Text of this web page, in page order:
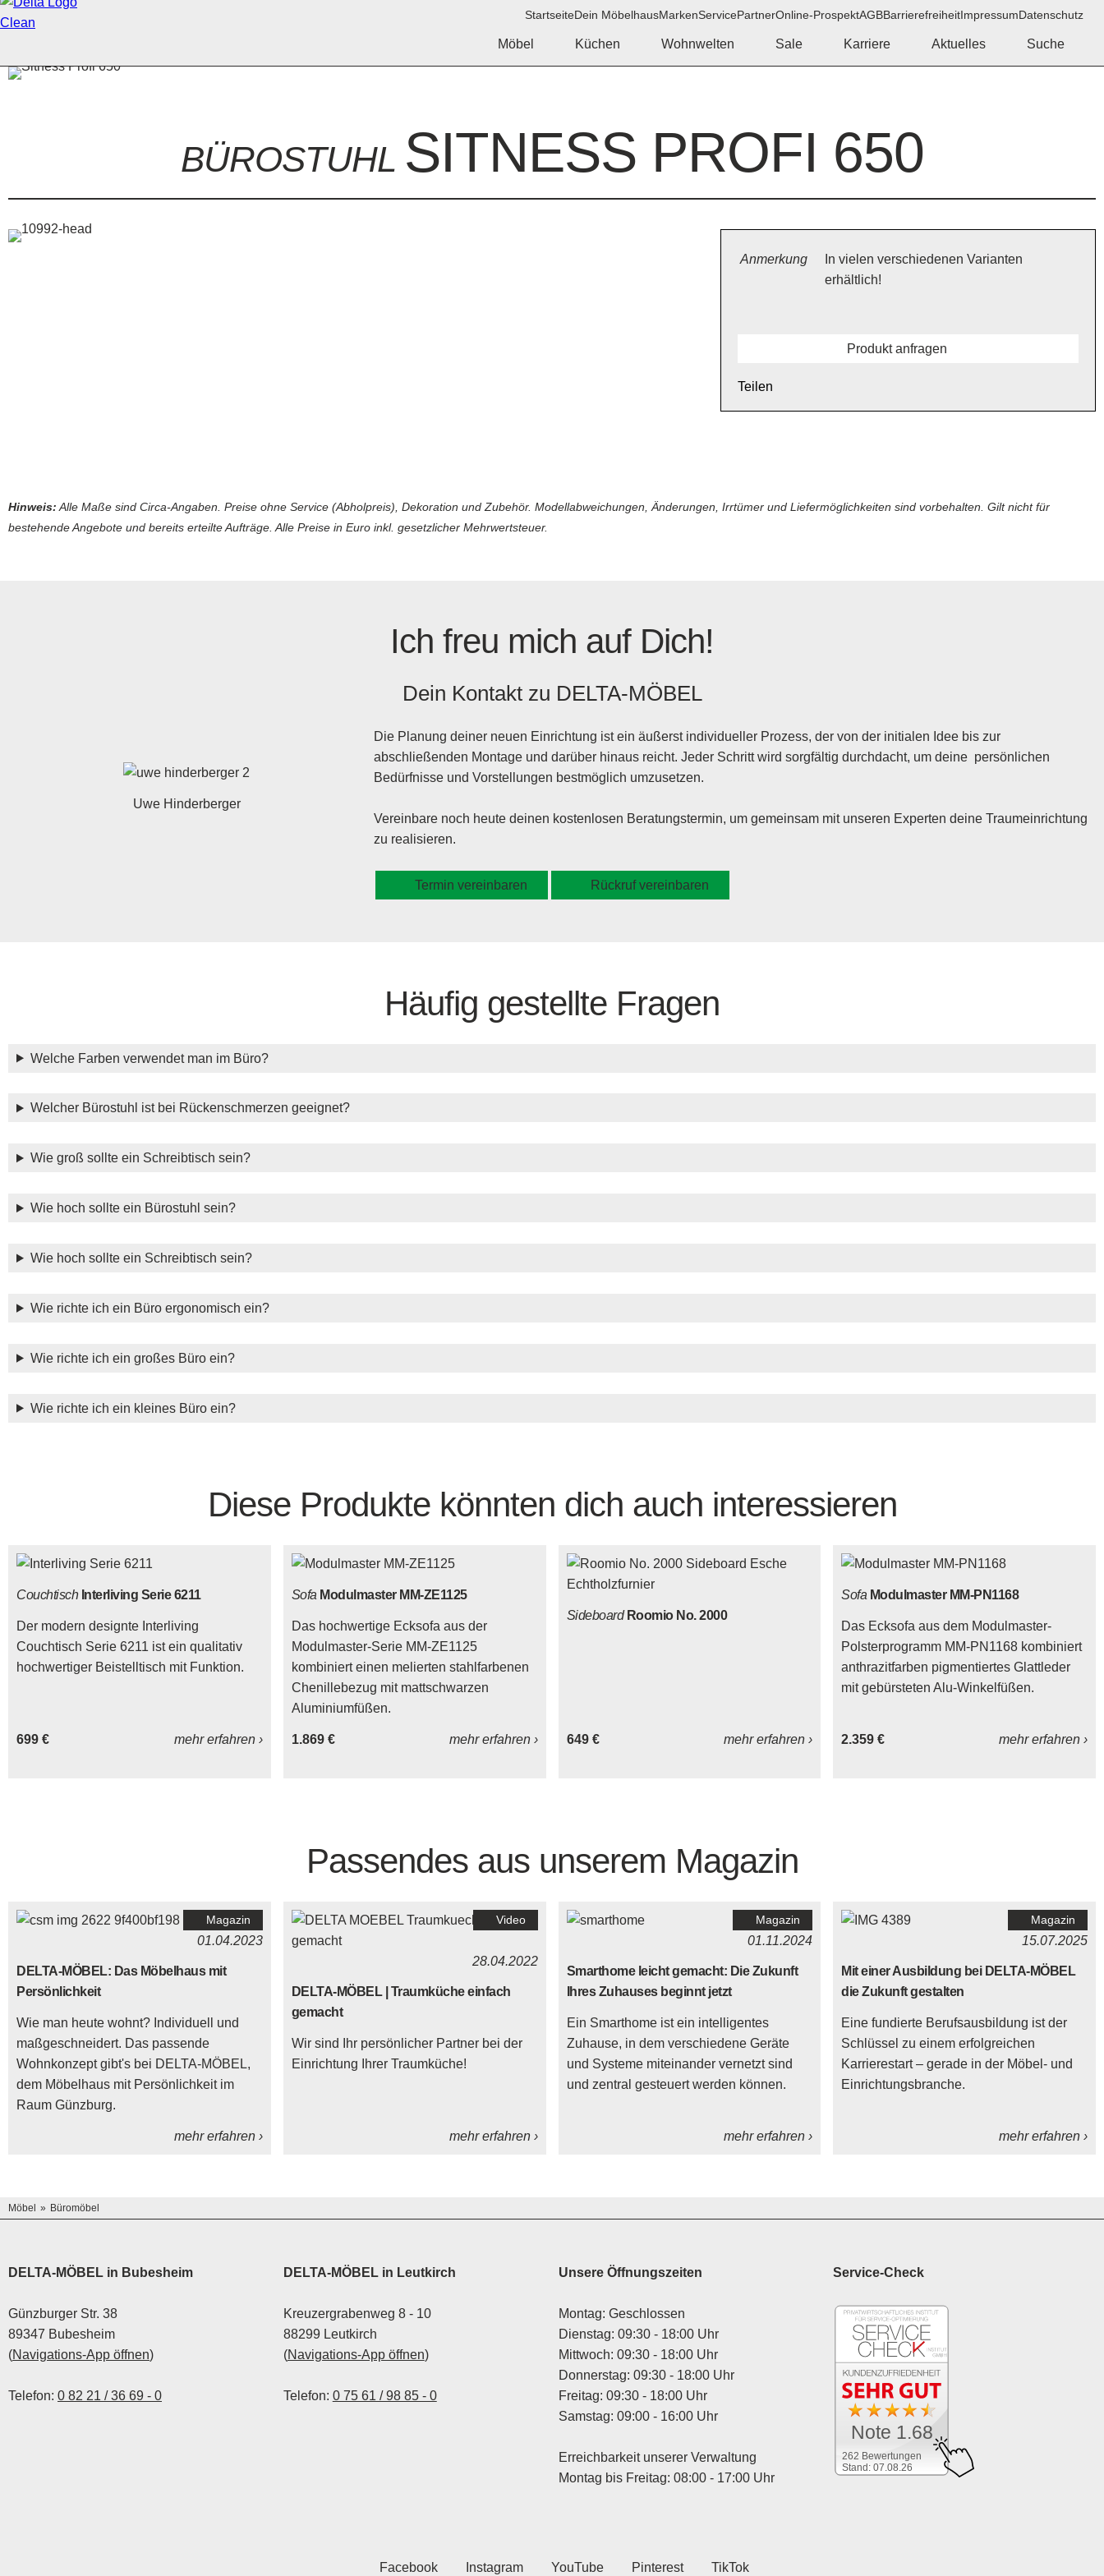
Möbel Küchen Wohnwelten Sale Karriere Aktuelles Suche
StartseiteDein MöbelhausMarkenServicePartnerOnline-ProspektAGBBarrierefreiheitImpressumDatenschutz
BÜROSTUHL SITNESS PROFI 650
Anmerkung
In vielen verschiedenen Varianten
erhältlich!
Produkt anfragen
Teilen
Hinweis: Alle Maße sind Circa-Angaben. Preise ohne Service (Abholpreis), Dekoration und Zubehör. Modellabweichungen, Änderungen, Irrtümer und Liefermöglichkeiten sind vorbehalten. Gilt nicht für
bestehende Angebote und bereits erteilte Aufträge. Alle Preise in Euro inkl. gesetzlicher Mehrwertsteuer.
Ich freu mich auf Dich!
Dein Kontakt zu DELTA-MÖBEL
Uwe Hinderberger
Die Planung deiner neuen Einrichtung ist ein äußerst individueller Prozess, der von der initialen Idee bis zur
abschließenden Montage und darüber hinaus reicht. Jeder Schritt wird sorgfältig durchdacht, um deine persönlichen
Bedürfnisse und Vorstellungen bestmöglich umzusetzen.
Vereinbare noch heute deinen kostenlosen Beratungstermin, um gemeinsam mit unseren Experten deine Traumeinrichtung
zu realisieren.
Termin vereinbaren Rückruf vereinbaren
Häufig gestellte Fragen
Welche Farben verwendet man im Büro?
Welcher Bürostuhl ist bei Rückenschmerzen geeignet?
Wie groß sollte ein Schreibtisch sein?
Wie hoch sollte ein Bürostuhl sein?
Wie hoch sollte ein Schreibtisch sein?
Wie richte ich ein Büro ergonomisch ein?
Wie richte ich ein großes Büro ein?
Wie richte ich ein kleines Büro ein?
Diese Produkte könnten dich auch interessieren
Couchtisch Interliving Serie 6211
Der modern designte Interliving
Couchtisch Serie 6211 ist ein qualitativ
hochwertiger Beistelltisch mit Funktion.
699 € mehr erfahren ›
Sofa Modulmaster MM-ZE1125
Das hochwertige Ecksofa aus der
Modulmaster-Serie MM-ZE1125
kombiniert einen melierten stahlfarbenen
Chenillebezug mit mattschwarzen
Aluminiumfüßen.
1.869 € mehr erfahren ›
Sideboard Roomio No. 2000
649 € mehr erfahren ›
Sofa Modulmaster MM-PN1168
Das Ecksofa aus dem Modulmaster-
Polsterprogramm MM-PN1168 kombiniert
anthrazitfarben pigmentiertes Glattleder
mit gebürsteten Alu-Winkelfüßen.
2.359 € mehr erfahren ›
Passendes aus unserem Magazin
Magazin
01.04.2023
DELTA-MÖBEL: Das Möbelhaus mit
Persönlichkeit
Wie man heute wohnt? Individuell und
maßgeschneidert. Das passende
Wohnkonzept gibt's bei DELTA-MÖBEL,
dem Möbelhaus mit Persönlichkeit im
Raum Günzburg.
mehr erfahren ›
Video
28.04.2022
DELTA-MÖBEL | Traumküche einfach
gemacht
Wir sind Ihr persönlicher Partner bei der
Einrichtung Ihrer Traumküche!
mehr erfahren ›
Magazin
01.11.2024
Smarthome leicht gemacht: Die Zukunft
Ihres Zuhauses beginnt jetzt
Ein Smarthome ist ein intelligentes
Zuhause, in dem verschiedene Geräte
und Systeme miteinander vernetzt sind
und zentral gesteuert werden können.
mehr erfahren ›
Magazin
15.07.2025
Mit einer Ausbildung bei DELTA-MÖBEL
die Zukunft gestalten
Eine fundierte Berufsausbildung ist der
Schlüssel zu einem erfolgreichen
Karrierestart – gerade in der Möbel- und
Einrichtungsbranche.
mehr erfahren ›
Möbel Büromöbel
DELTA-MÖBEL in Bubesheim
Günzburger Str. 38
89347 Bubesheim
(Navigations-App öffnen)
Telefon: 0 82 21 / 36 69 - 0
DELTA-MÖBEL in Leutkirch
Kreuzergrabenweg 8 - 10
88299 Leutkirch
(Navigations-App öffnen)
Telefon: 0 75 61 / 98 85 - 0
Unsere Öffnungszeiten
Montag: Geschlossen
Dienstag: 09:30 - 18:00 Uhr
Mittwoch: 09:30 - 18:00 Uhr
Donnerstag: 09:30 - 18:00 Uhr
Freitag: 09:30 - 18:00 Uhr
Samstag: 09:00 - 16:00 Uhr
Erreichbarkeit unserer Verwaltung
Montag bis Freitag: 08:00 - 17:00 Uhr
Service-Check
262 Bewertungen
Stand: 07.08.26
Note 1.68
Facebook Instagram YouTube Pinterest TikTok